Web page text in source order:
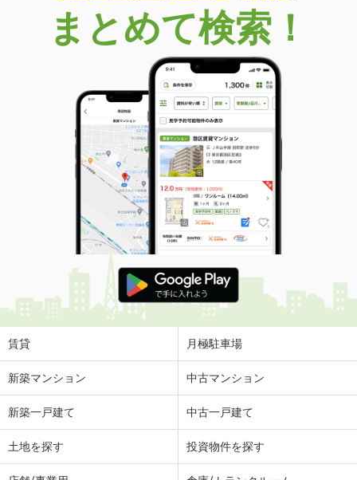
まとめて検索！
賃貸 月極駐車場
新築マンション 中古マンション
新築一戸建て 中古一戸建て
土地を探す 投資物件を探す